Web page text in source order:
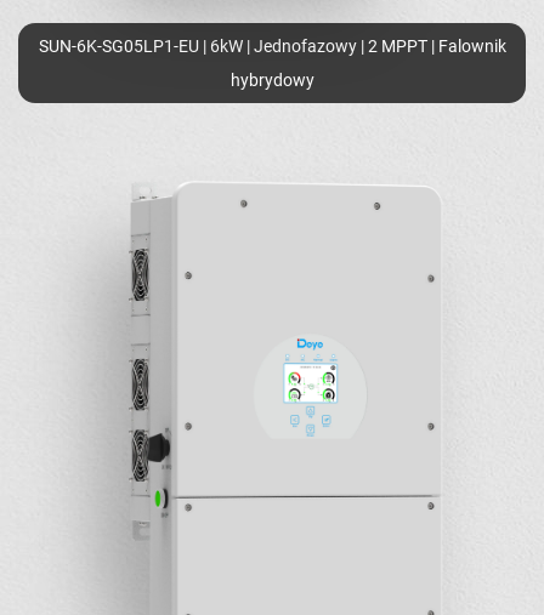
SUN-6K-SG05LP1-EU | 6kW | Jednofazowy | 2 MPPT | Falownik
hybrydowy